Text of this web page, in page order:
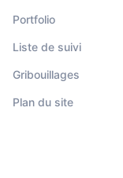
Portfolio
Liste de suivi
Gribouillages
Plan du site